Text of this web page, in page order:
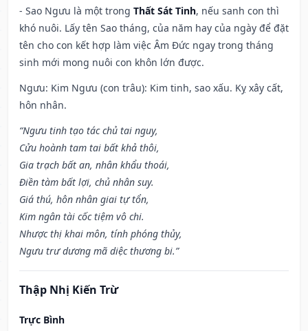
- Sao Ngưu là một trong Thất Sát Tinh, nếu sanh con thì
khó nuôi. Lấy tên Sao tháng, của năm hay của ngày để đặt
tên cho con kết hợp làm việc Âm Đức ngay trong tháng
sinh mới mong nuôi con khôn lớn được.
Ngưu: Kim Ngưu (con trâu): Kim tinh, sao xấu. Kỵ xây cất,
hôn nhân.
“Ngưu tinh tạo tác chủ tai nguy,
Cửu hoành tam tai bất khả thôi,
Gia trạch bất an, nhân khẩu thoái,
Điền tàm bất lợi, chủ nhân suy.
Giá thú, hôn nhân giai tự tổn,
Kim ngân tài cốc tiệm vô chi.
Nhược thị khai môn, tính phóng thủy,
Ngưu trư dương mã diệc thương bi.”
Thập Nhị Kiến Trừ
Trực Bình